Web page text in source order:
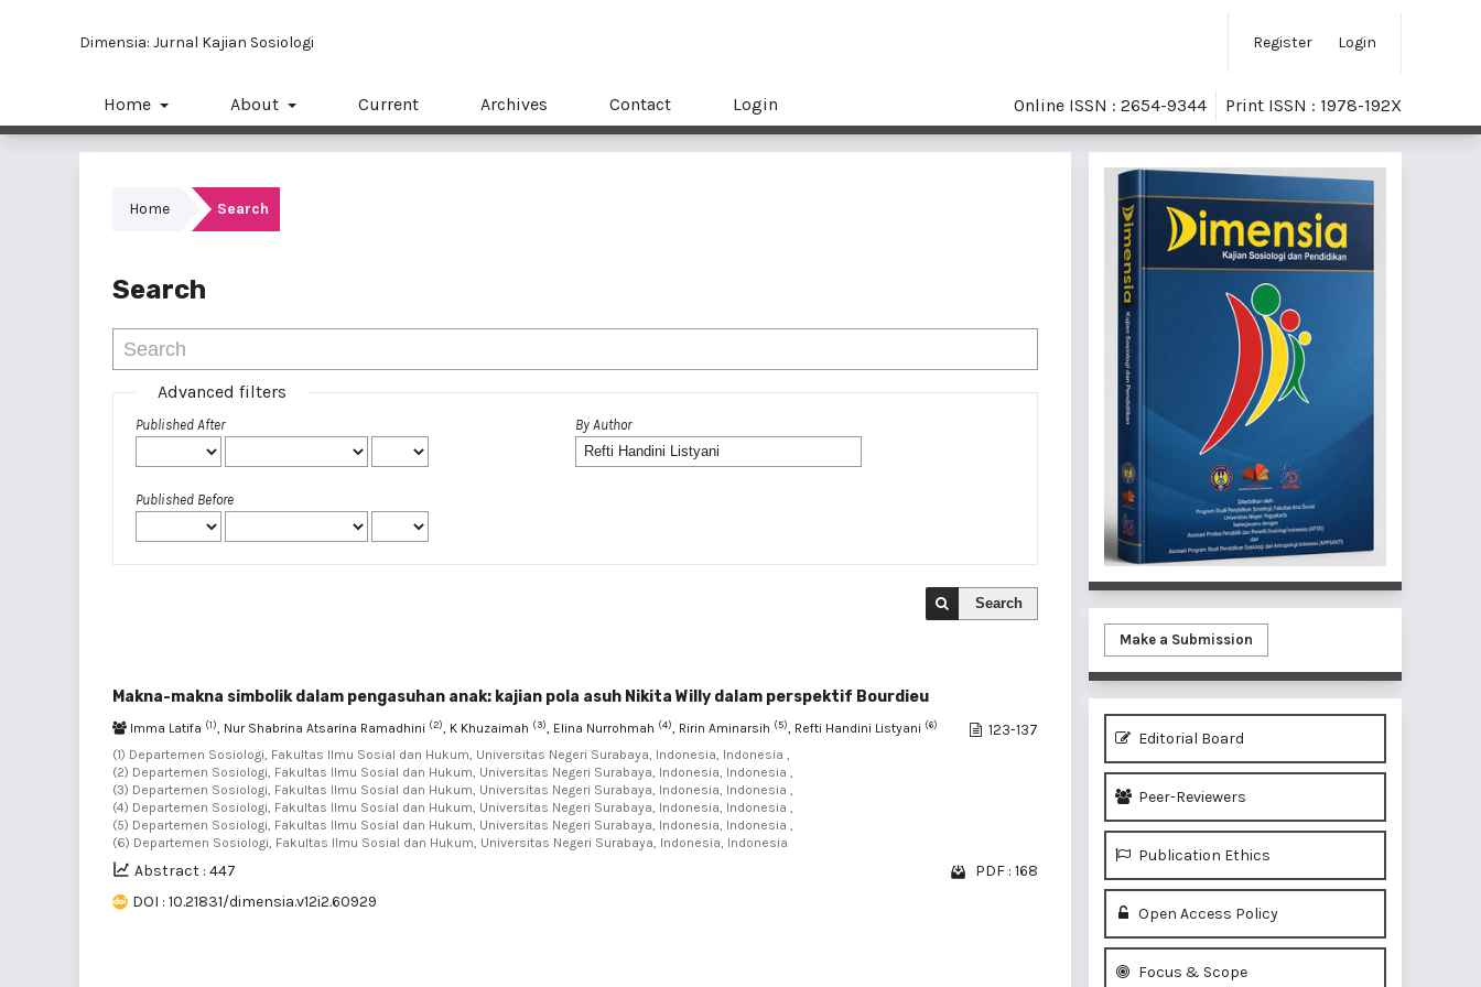
Dimensia: Jurnal Kajian Sosiologi Register Login
Home About Current Archives Contact Login Online ISSN : 2654-9344 Print ISSN : 1978-192X
Home Search
Search
Advanced filters
Published After
Published Before
By Author
Search
Makna-makna simbolik dalam pengasuhan anak: kajian pola asuh Nikita Willy dalam perspektif Bourdieu
Imma Latifa (1), Nur Shabrina Atsarina Ramadhini (2), K Khuzaimah (3), Elina Nurrohmah (4), Ririn Aminarsih (5), Refti Handini Listyani (6)
(1) Departemen Sosiologi, Fakultas Ilmu Sosial dan Hukum, Universitas Negeri Surabaya, Indonesia, Indonesia ,
(2) Departemen Sosiologi, Fakultas Ilmu Sosial dan Hukum, Universitas Negeri Surabaya, Indonesia, Indonesia ,
(3) Departemen Sosiologi, Fakultas Ilmu Sosial dan Hukum, Universitas Negeri Surabaya, Indonesia, Indonesia ,
(4) Departemen Sosiologi, Fakultas Ilmu Sosial dan Hukum, Universitas Negeri Surabaya, Indonesia, Indonesia ,
(5) Departemen Sosiologi, Fakultas Ilmu Sosial dan Hukum, Universitas Negeri Surabaya, Indonesia, Indonesia ,
(6) Departemen Sosiologi, Fakultas Ilmu Sosial dan Hukum, Universitas Negeri Surabaya, Indonesia, Indonesia
123-137
Abstract : 447
PDF : 168
DOI : 10.21831/dimensia.v12i2.60929
Make a Submission
Editorial Board
Peer-Reviewers
Publication Ethics
Open Access Policy
Focus & Scope